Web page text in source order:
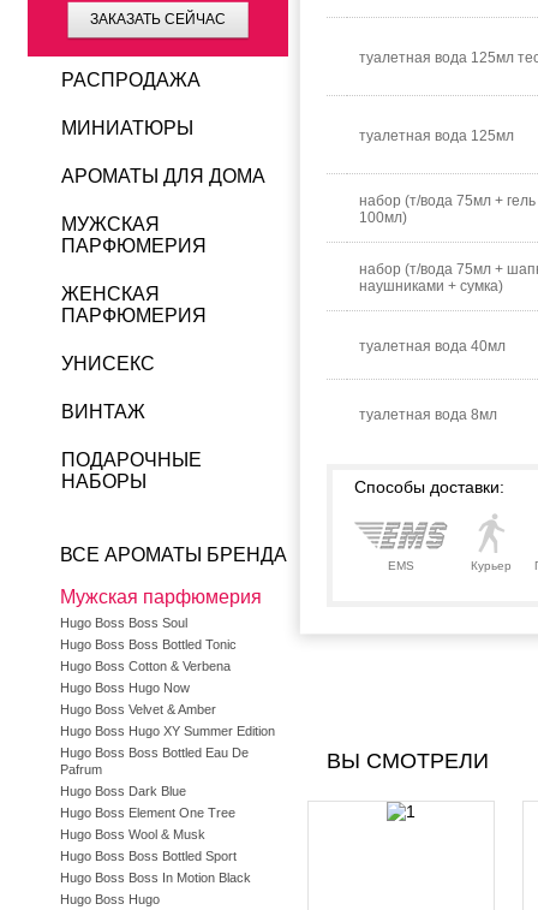
туалетная вода 125мл
туалетная вода 125мл
набор (т/вода 75мл +
100мл)
набор (т/вода 75мл +
наушниками + сумка)
туалетная вода 40мл
туалетная вода 8мл
Способы доставки:
EMS Курьер
ВЫ СМОТРЕЛИ
ЗАКАЗАТЬ СЕЙЧАС
РАСПРОДАЖА
МИНИАТЮРЫ
АРОМАТЫ ДЛЯ ДОМА
МУЖСКАЯ
ПАРФЮМЕРИЯ
ЖЕНСКАЯ
ПАРФЮМЕРИЯ
УНИСЕКС
ВИНТАЖ
ПОДАРОЧНЫЕ
НАБОРЫ
ВСЕ АРОМАТЫ БРЕНДА
Мужская парфюмерия
Hugo Boss Boss Soul
Hugo Boss Boss Bottled Tonic
Hugo Boss Cotton & Verbena
Hugo Boss Hugo Now
Hugo Boss Velvet & Amber
Hugo Boss Hugo XY Summer Edition
Hugo Boss Boss Bottled Eau De
Pafrum
Hugo Boss Dark Blue
Hugo Boss Element One Tree
Hugo Boss Wool & Musk
Hugo Boss Boss Bottled Sport
Hugo Boss Boss In Motion Black
Hugo Boss Hugo